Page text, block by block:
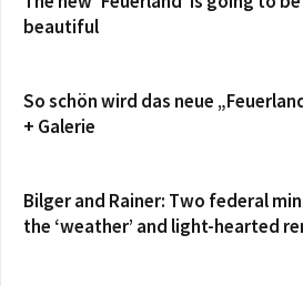
beautiful
So schön wird das neue
+ Galerie
Bilger and Rainer: Two federal
the ‘weather’ and light-hearted